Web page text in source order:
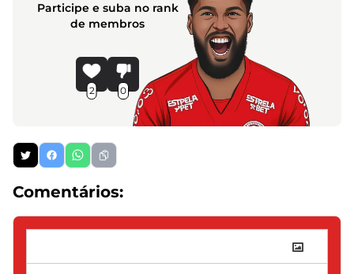
Participe e suba no rank
de membros
2 0
Comentários: